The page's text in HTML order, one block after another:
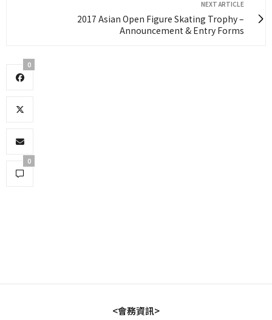
NEXT ARTICLE
2017 Asian Open Figure Skating Trophy –
Announcement & Entry Forms
0
0
<會務資訊>